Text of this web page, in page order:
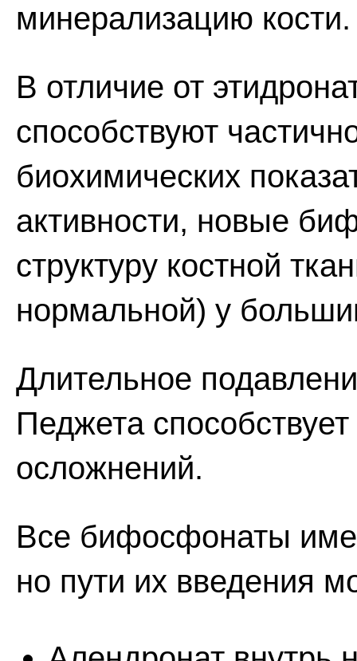
минерализацию кости.
В отличие от
способствуют
биохимических
активности, новые
структуру костной
нормальной) у
Длительное
Педжета
осложнений.
Все бифосфонаты
но пути их введения